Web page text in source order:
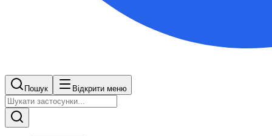
Пошук Відкрити меню